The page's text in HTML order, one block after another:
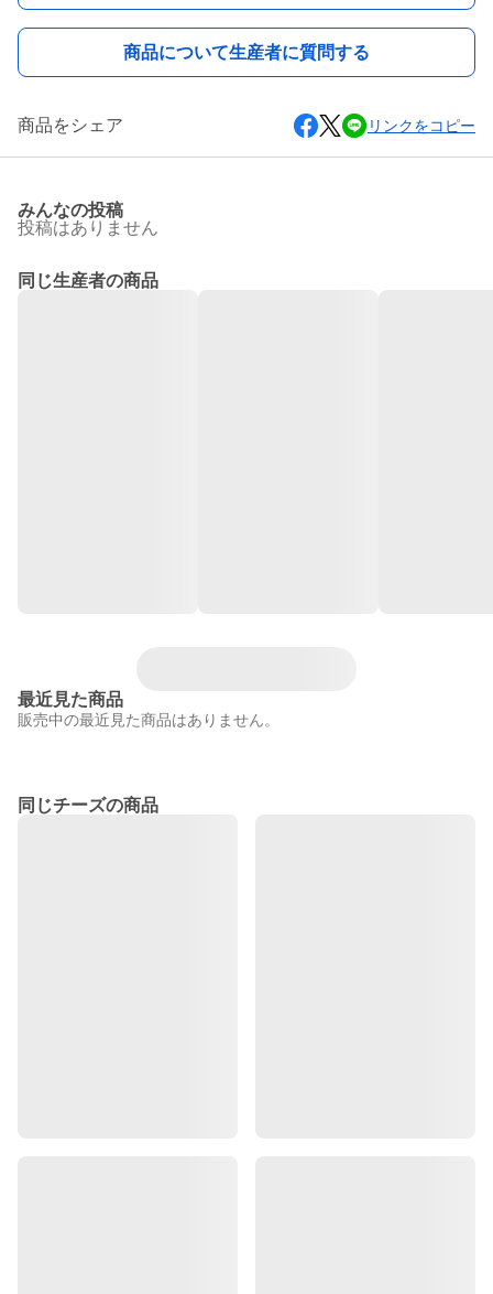
商品について生産者に質問する
商品をシェア リンクをコピー
みんなの投稿
投稿はありません
同じ生産者の商品
最近見た商品
販売中の最近見た商品はありません。
同じチーズの商品